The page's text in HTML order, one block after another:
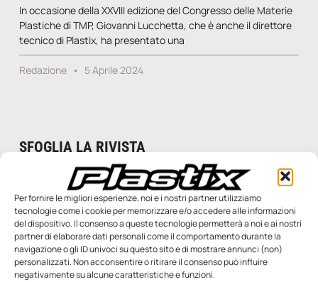
Per fornire le migliori esperienze, noi e i nostri partner utilizziamo
tecnologie come i cookie per memorizzare e/o accedere alle informazioni
del dispositivo. Il consenso a queste tecnologie permetterà a noi e ai nostri
partner di elaborare dati personali come il comportamento durante la
navigazione o gli ID univoci su questo sito e di mostrare annunci (non)
personalizzati. Non acconsentire o ritirare il consenso può influire
negativamente su alcune caratteristiche e funzioni.
In occasione della XXVIII edizione del Congresso delle Materie
Plastiche di TMP, Giovanni Lucchetta, che è anche il direttore
tecnico di Plastix, ha presentato una
Redazione 5 Aprile 2024
SFOGLIA LA RIVISTA